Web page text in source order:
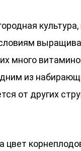
много
из
от других
цвет